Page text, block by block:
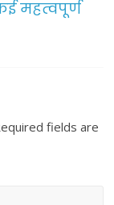
महत्वपूर्ण
fields are